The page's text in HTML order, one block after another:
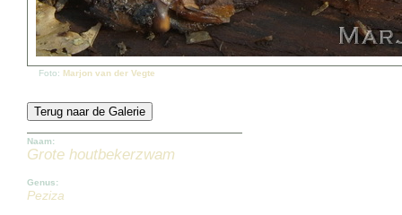
Foto: Marjon van der Vegte
Naam:
Grote houtbekerzwam
Genus:
Peziza